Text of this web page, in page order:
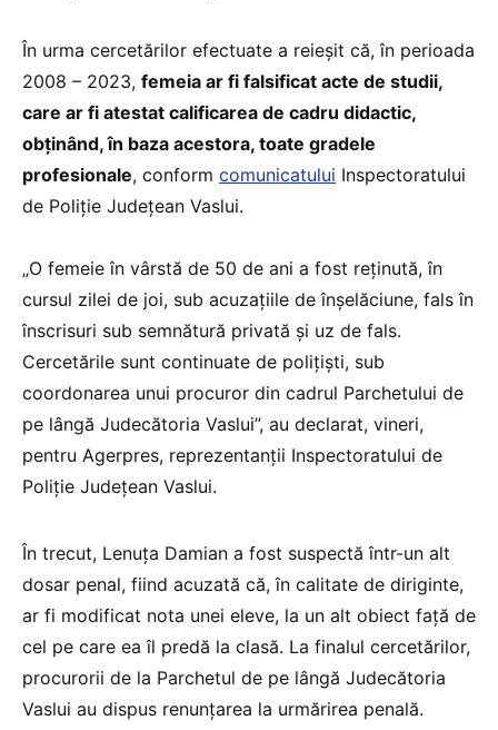
În urma cercetărilor efectuate a reieşit că, în perioada
2008 – 2023, femeia ar fi falsificat acte de studii,
care ar fi atestat calificarea de cadru didactic,
obţinând, în baza acestora, toate gradele
profesionale, conform comunicatului Inspectoratului
de Poliţie Judeţean Vaslui.
„O femeie în vârstă de 50 de ani a fost reţinută, în
cursul zilei de joi, sub acuzaţiile de înşelăciune, fals în
înscrisuri sub semnătură privată şi uz de fals.
Cercetările sunt continuate de poliţişti, sub
coordonarea unui procuror din cadrul Parchetului de
pe lângă Judecătoria Vaslui”, au declarat, vineri,
pentru Agerpres, reprezentanţii Inspectoratului de
Poliţie Judeţean Vaslui.
În trecut, Lenuţa Damian a fost suspectă într-un alt
dosar penal, fiind acuzată că, în calitate de diriginte,
ar fi modificat nota unei eleve, la un alt obiect faţă de
cel pe care ea îl predă la clasă. La finalul cercetărilor,
procurorii de la Parchetul de pe lângă Judecătoria
Vaslui au dispus renunţarea la urmărirea penală.